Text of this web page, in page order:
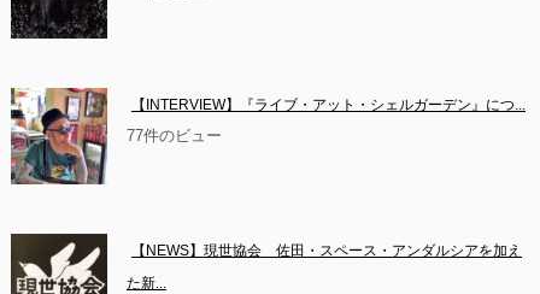
【INTERVIEW】『ライブ・アット・シェルガーデン』につ...
77件のビュー
【NEWS】現世協会　佐田・スペース・アンダルシアを加え
た新...